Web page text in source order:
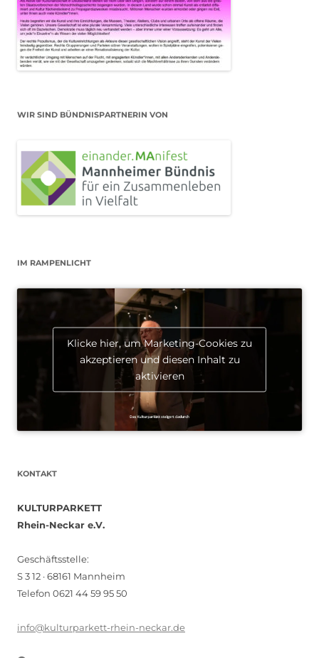
WIR SIND BÜNDNISPARTNERIN VON
IM RAMPENLICHT
Klicke hier, um Marketing-Cookies zu
akzeptieren und diesen Inhalt zu
aktivieren
KONTAKT
KULTURPARKETT
Rhein-Neckar e.V.
Geschäftsstelle:
S 3 12 · 68161 Mannheim
Telefon 0621 44 59 95 50
info@kulturparkett-rhein-neckar.de